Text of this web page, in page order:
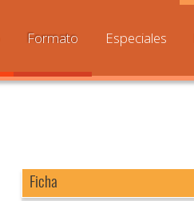
Formato Especiales
Ficha